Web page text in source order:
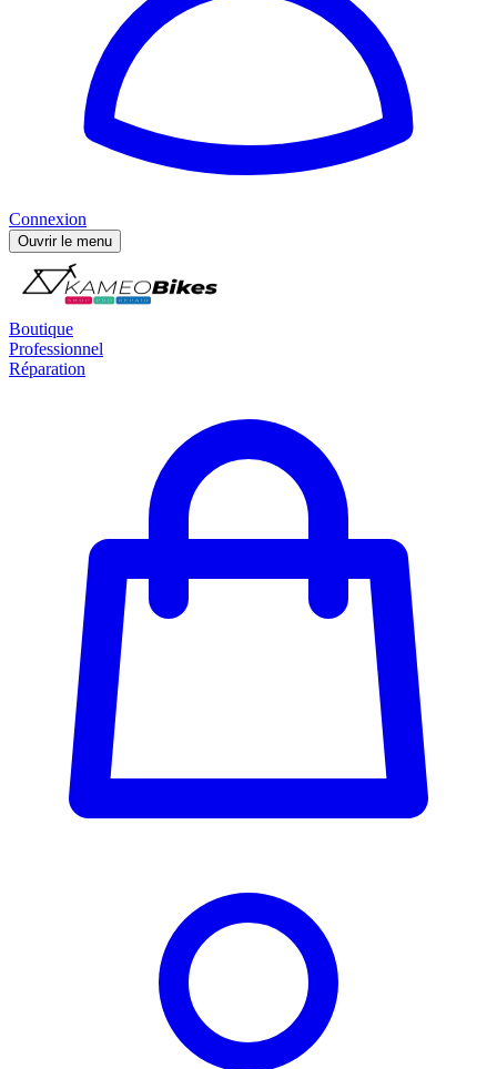
Connexion
Ouvrir le menu
Boutique
Professionnel
Réparation